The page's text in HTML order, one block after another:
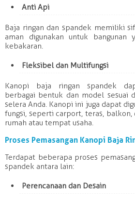
Anti Api
Baja ringan dan spandek memiliki
aman digunakan untuk bangunan
kebakaran.
Fleksibel dan Multifungsi
Kanopi baja ringan spandek
berbagai bentuk dan model sesuai
selera Anda. Kanopi ini juga dapat
fungsi, seperti carport, teras,
rumah atau tempat usaha.
Proses Pemasangan Kanopi Baja
Terdapat beberapa proses
spandek antara lain:
Perencanaan dan Desain